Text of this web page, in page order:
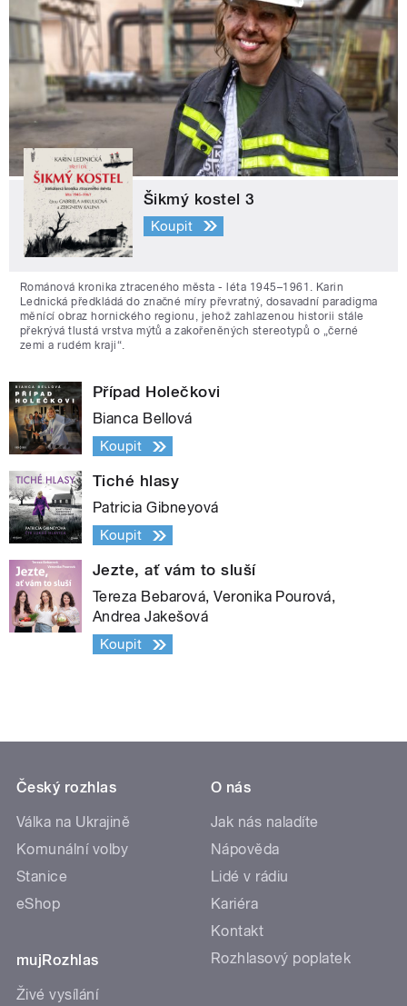
Šikmý kostel 3
Koupit
Románová kronika ztraceného města - léta 1945–1961. Karin
Lednická předkládá do značné míry převratný, dosavadní paradigma
měnící obraz hornického regionu, jehož zahlazenou historii stále
překrývá tlustá vrstva mýtů a zakořeněných stereotypů o „černé
zemi a rudém kraji“.
Případ Holečkovi
Bianca Bellová
Koupit
Tiché hlasy
Patricia Gibneyová
Koupit
Jezte, ať vám to sluší
Tereza Bebarová, Veronika Pourová,
Andrea Jakešová
Koupit
Český rozhlas
Válka na Ukrajině
Komunální volby
Stanice
eShop
mujRozhlas
Živé vysílání
O nás
Jak nás naladíte
Nápověda
Lidé v rádiu
Kariéra
Kontakt
Rozhlasový poplatek